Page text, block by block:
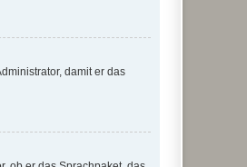
damit er das